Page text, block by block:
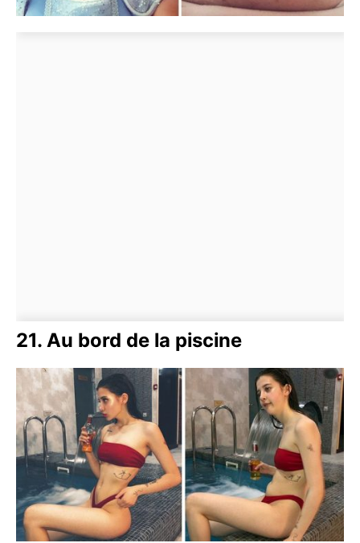
21. Au bord de la piscine